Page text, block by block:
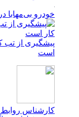
خودرو
پیشگیری از تب
است
کارشناس